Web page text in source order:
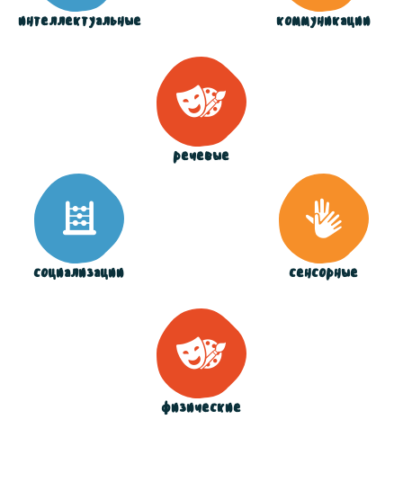
коммуникации
речевые
интеллектуальные
социализации
физические
сенсорные